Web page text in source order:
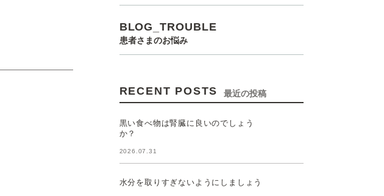
BLOG_TROUBLE
患者さまのお悩み
RECENT POSTS 最近の投稿
黒い食べ物は腎臓に良いのでしょう
か？
2026.07.31
水分を取りすぎないようにしましょう